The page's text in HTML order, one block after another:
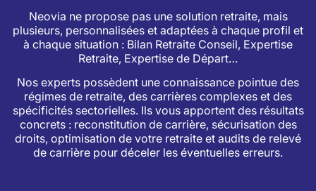
Neovia ne propose pas une solution retraite, mais
plusieurs, personnalisées et adaptées à chaque profil et
à chaque situation : Bilan Retraite Conseil, Expertise
Retraite, Expertise de Départ…
Nos experts possèdent une connaissance pointue des
régimes de retraite, des carrières complexes et des
spécificités sectorielles. Ils vous apportent des résultats
concrets : reconstitution de carrière, sécurisation des
droits, optimisation de votre retraite et audits de relevé
de carrière pour déceler les éventuelles erreurs.